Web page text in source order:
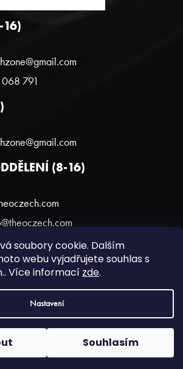
soubory cookie. Dalším
webu vyjadřujete souhlas s
Více informací zde.
Nastavení
Souhlasím
16)
791
(8-16)
836